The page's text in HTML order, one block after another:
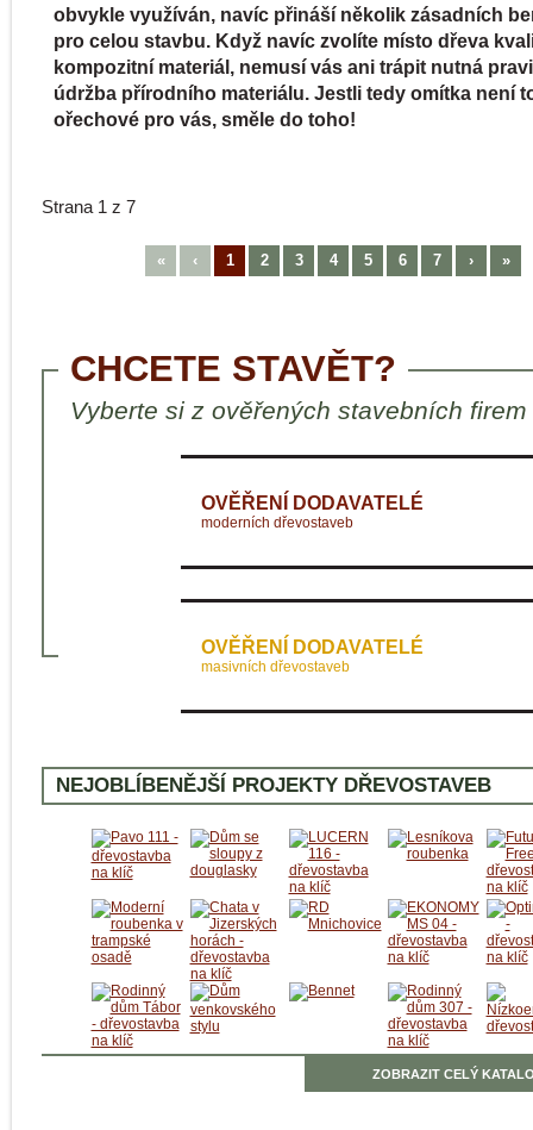
obvykle využíván, navíc přináší několik zásadních
pro celou stavbu. Když navíc zvolíte místo dřeva
kompozitní materiál, nemusí vás ani trápit nutná
údržba přírodního materiálu. Jestli tedy omítka není
ořechové pro vás, směle do toho!
Strana 1 z 7
« ‹ 1 2 3 4 5 6 7 › »
CHCETE STAVĚT?
Vyberte si z ověřených stavebních firem
OVĚŘENÍ DODAVATELÉ
moderních dřevostaveb
OVĚŘENÍ DODAVATELÉ
masivních dřevostaveb
NEJOBLÍBENĚJŠÍ PROJEKTY DŘEVOSTAVEB
ZOBRAZIT CELÝ